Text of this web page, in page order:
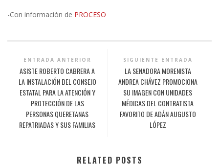
-Con información de PROCESO
ENTRADA ANTERIOR
ASISTE ROBERTO CABRERA A
LA INSTALACIÓN DEL CONSEJO
ESTATAL PARA LA ATENCIÓN Y
PROTECCIÓN DE LAS
PERSONAS QUERETANAS
REPATRIADAS Y SUS FAMILIAS
SIGUIENTE ENTRADA
LA SENADORA MORENISTA
ANDREA CHÁVEZ PROMOCIONA
SU IMAGEN CON UNIDADES
MÉDICAS DEL CONTRATISTA
FAVORITO DE ADÁN AUGUSTO
LÓPEZ
RELATED POSTS